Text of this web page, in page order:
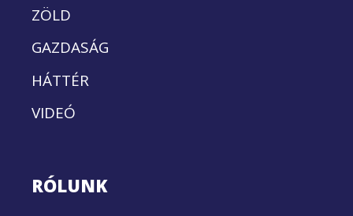
ZÖLD
GAZDASÁG
HÁTTÉR
VIDEÓ
RÓLUNK